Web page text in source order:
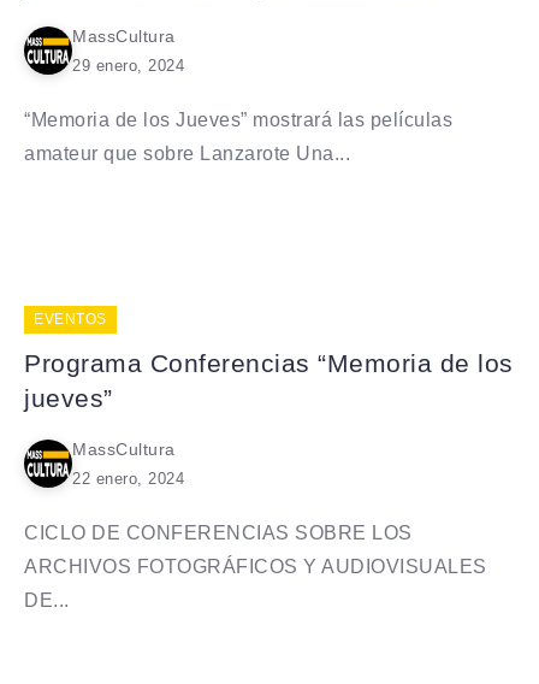
MassCultura
29 enero, 2024
“Memoria de los Jueves” mostrará las películas
amateur que sobre Lanzarote Una...
EVENTOS
Programa Conferencias “Memoria de los
jueves”
MassCultura
22 enero, 2024
CICLO DE CONFERENCIAS SOBRE LOS
ARCHIVOS FOTOGRÁFICOS Y AUDIOVISUALES
DE...